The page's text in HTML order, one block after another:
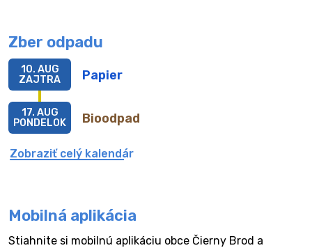
Zber odpadu
Papier
10. AUG
ZAJTRA
Bioodpad
17. AUG
PONDELOK
Zobraziť celý kalendár
Mobilná aplikácia
Stiahnite si mobilnú aplikáciu obce Čierny Brod a